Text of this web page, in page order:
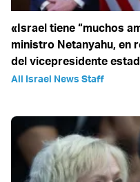
«Israel tiene “muchos
ministro Netanyahu, en
del vicepresidente
All Israel News Staff